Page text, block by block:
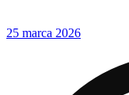
25 marca 2026